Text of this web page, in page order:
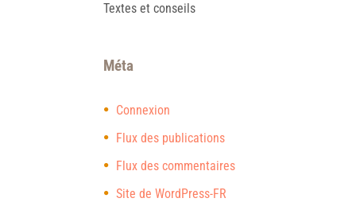
Textes et conseils
Méta
Connexion
Flux des publications
Flux des commentaires
Site de WordPress-FR